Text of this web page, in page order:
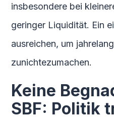
insbesondere bei
geringer Liquidität. Ein
ausreichen, um
zunichtezumachen.
Keine
SBF: Politik